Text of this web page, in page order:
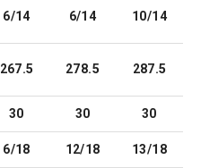
6/14 6/14 10/14
267.5 278.5 287.5
30 30 30
6/18 12/18 13/18